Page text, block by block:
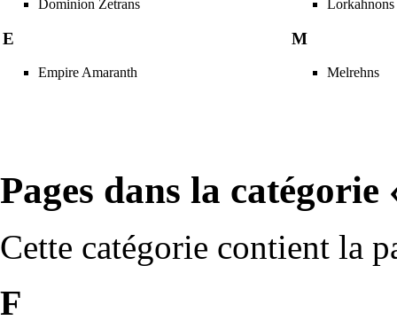
Dominion Zetrans
E
Empire Amaranth
Lorkahnons
M
Melrehns
Pages dans la catégorie
Cette catégorie contient la
F